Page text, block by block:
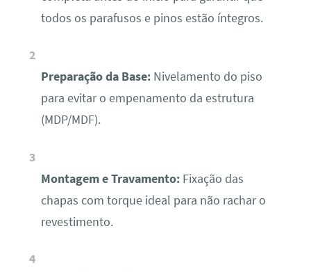
todos os parafusos e pinos estão íntegros.
Preparação da Base:Nivelamento do piso
para evitar o empenamento da estrutura
(MDP/MDF).
Montagem e Travamento:Fixação das
chapas com torque ideal para não rachar o
revestimento.